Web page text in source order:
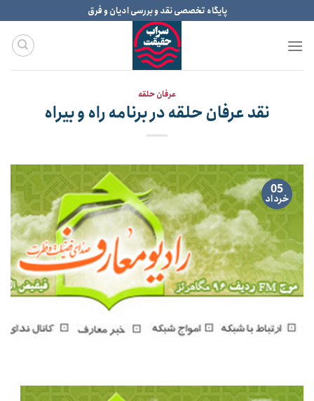
to
content
پایگاه تخصصی نقد و بررسی ادیان و فرق
عرفان حلقه
نقد عرفان حلقه در برنامه راه و بیراه
05
خرداد